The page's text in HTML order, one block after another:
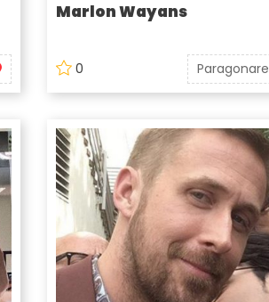
Marlon Wayans
0 Paragonare